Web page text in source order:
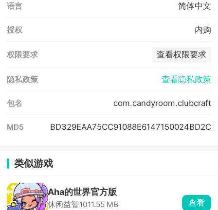
语言 简体中文
授权 内购
权限要求 查看权限要求
隐私政策 查看隐私政策
包名 com.candyroom.clubcraft
MD5 BD329EAA75CC91088E6147150024BD2C
类似游戏
Aha的世界官方版
休闲益智1011.55 MB
查看